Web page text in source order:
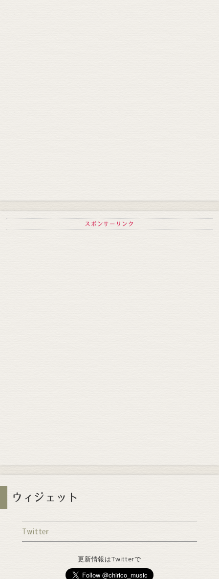
スポンサーリンク
ウィジェット
Twitter
更新情報はTwitterで